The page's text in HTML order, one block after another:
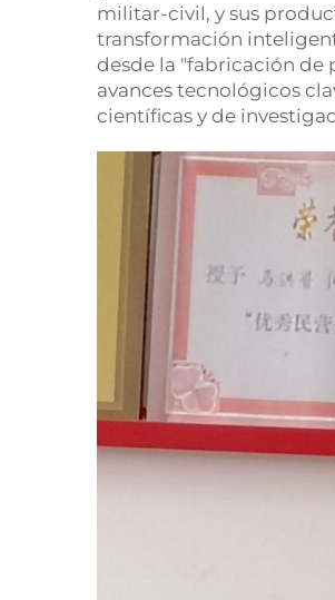
militar-civil, y sus
transformación
desde la "fabricación de
avances tecnológicos
científicas y de